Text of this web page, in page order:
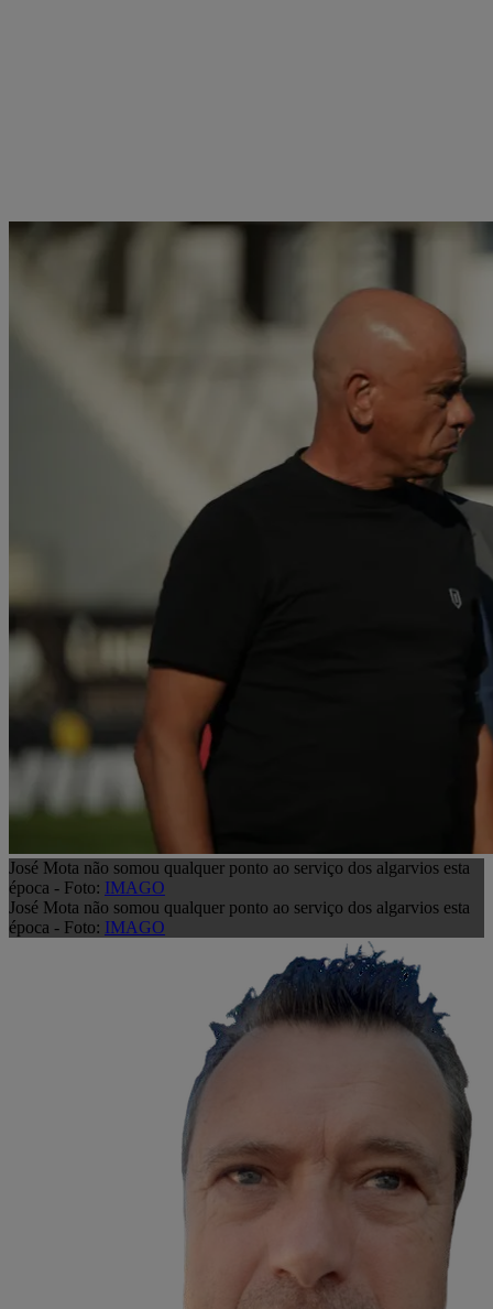
José Mota não somou qualquer ponto ao serviço dos algarvios esta
época - Foto: IMAGO
José Mota não somou qualquer ponto ao serviço dos algarvios esta
época - Foto: IMAGO